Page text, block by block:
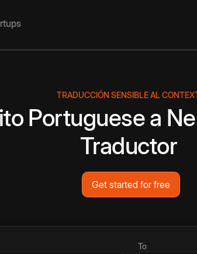
TRADUCCIÓN SENSIBLE AL
Portuguesea
Traductor
Get started for free
To